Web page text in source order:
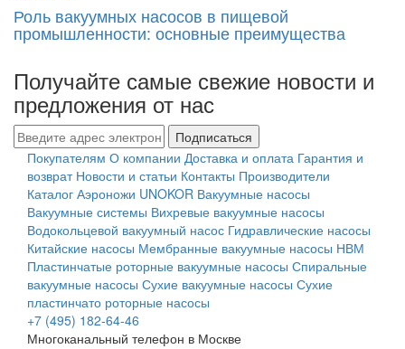
Роль вакуумных насосов в пищевой
промышленности: основные преимущества
Получайте самые свежие новости и
предложения от нас
Подписаться
Покупателям О компании Доставка и оплата Гарантия и
возврат Новости и статьи Контакты Производители
Каталог Аэроножи UNOKOR Вакуумные насосы
Вакуумные системы Вихревые вакуумные насосы
Водокольцевой вакуумный насос Гидравлические насосы
Китайские насосы Мембранные вакуумные насосы НВМ
Пластинчатые роторные вакуумные насосы Спиральные
вакуумные насосы Сухие вакуумные насосы Сухие
пластинчато роторные насосы
+7 (495) 182-64-46
Многоканальный телефон в Москве